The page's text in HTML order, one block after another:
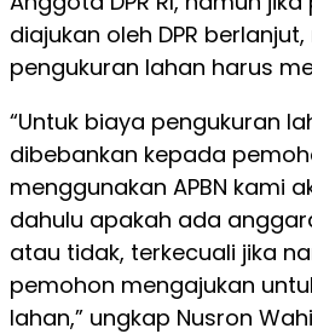
diajukan oleh DPR
pengukuran lahan harus
“Untuk biaya pengukuran
dibebankan kepada
menggunakan APBN kami
dahulu apakah ada
atau tidak, terkecuali jika
pemohon mengajukan
lahan,” ungkap Nusron